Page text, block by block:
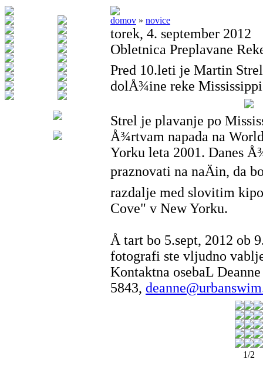
domov » novice
torek, 4. september 2012
Obletnica Preplavane
Pred 10.leti je Martin
dolÅ¾ine reke
Strel je plavanje po
Å¾rtvam napada na
Yorku leta 2001. Danes
praznovati na naÄin, da
razdalje med slovitim
Cove" v New Yorku.
Å tart bo 5.sept, 2012 ob
fotografi ste vljudno
Kontaktna osebaL
5843,
1/2